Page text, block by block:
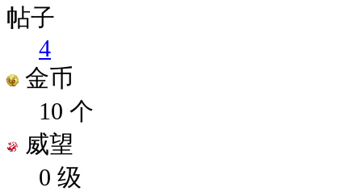
帖子
4
金币
10 个
威望
0 级